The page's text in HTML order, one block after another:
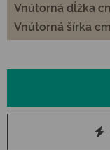
Vnútorná dĺžka
Vnútorná šírka